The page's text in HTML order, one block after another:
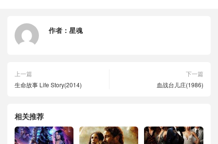
作者： 星魂
上一篇
生命故事 Life Story(2014)
下一篇
血战台儿庄(1986)
相关推荐